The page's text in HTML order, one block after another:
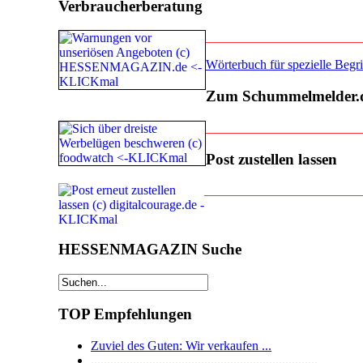
Verbraucherberatung
Wörterbuch für spezielle
Zum
Post zustellen lassen
HESSENMAGAZIN Suche
TOP Empfehlungen
Zuviel des Guten: Wir verkaufen ...